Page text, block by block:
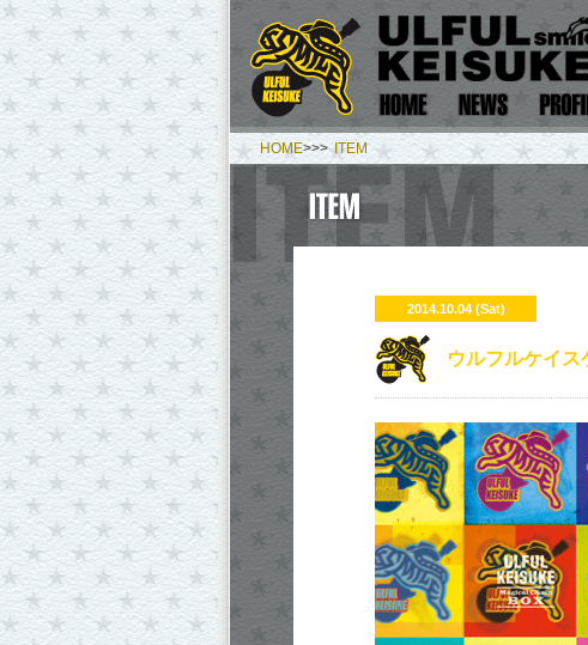
HOME>>> ITEM
2014.10.04 (Sat)
ウルフルケイス